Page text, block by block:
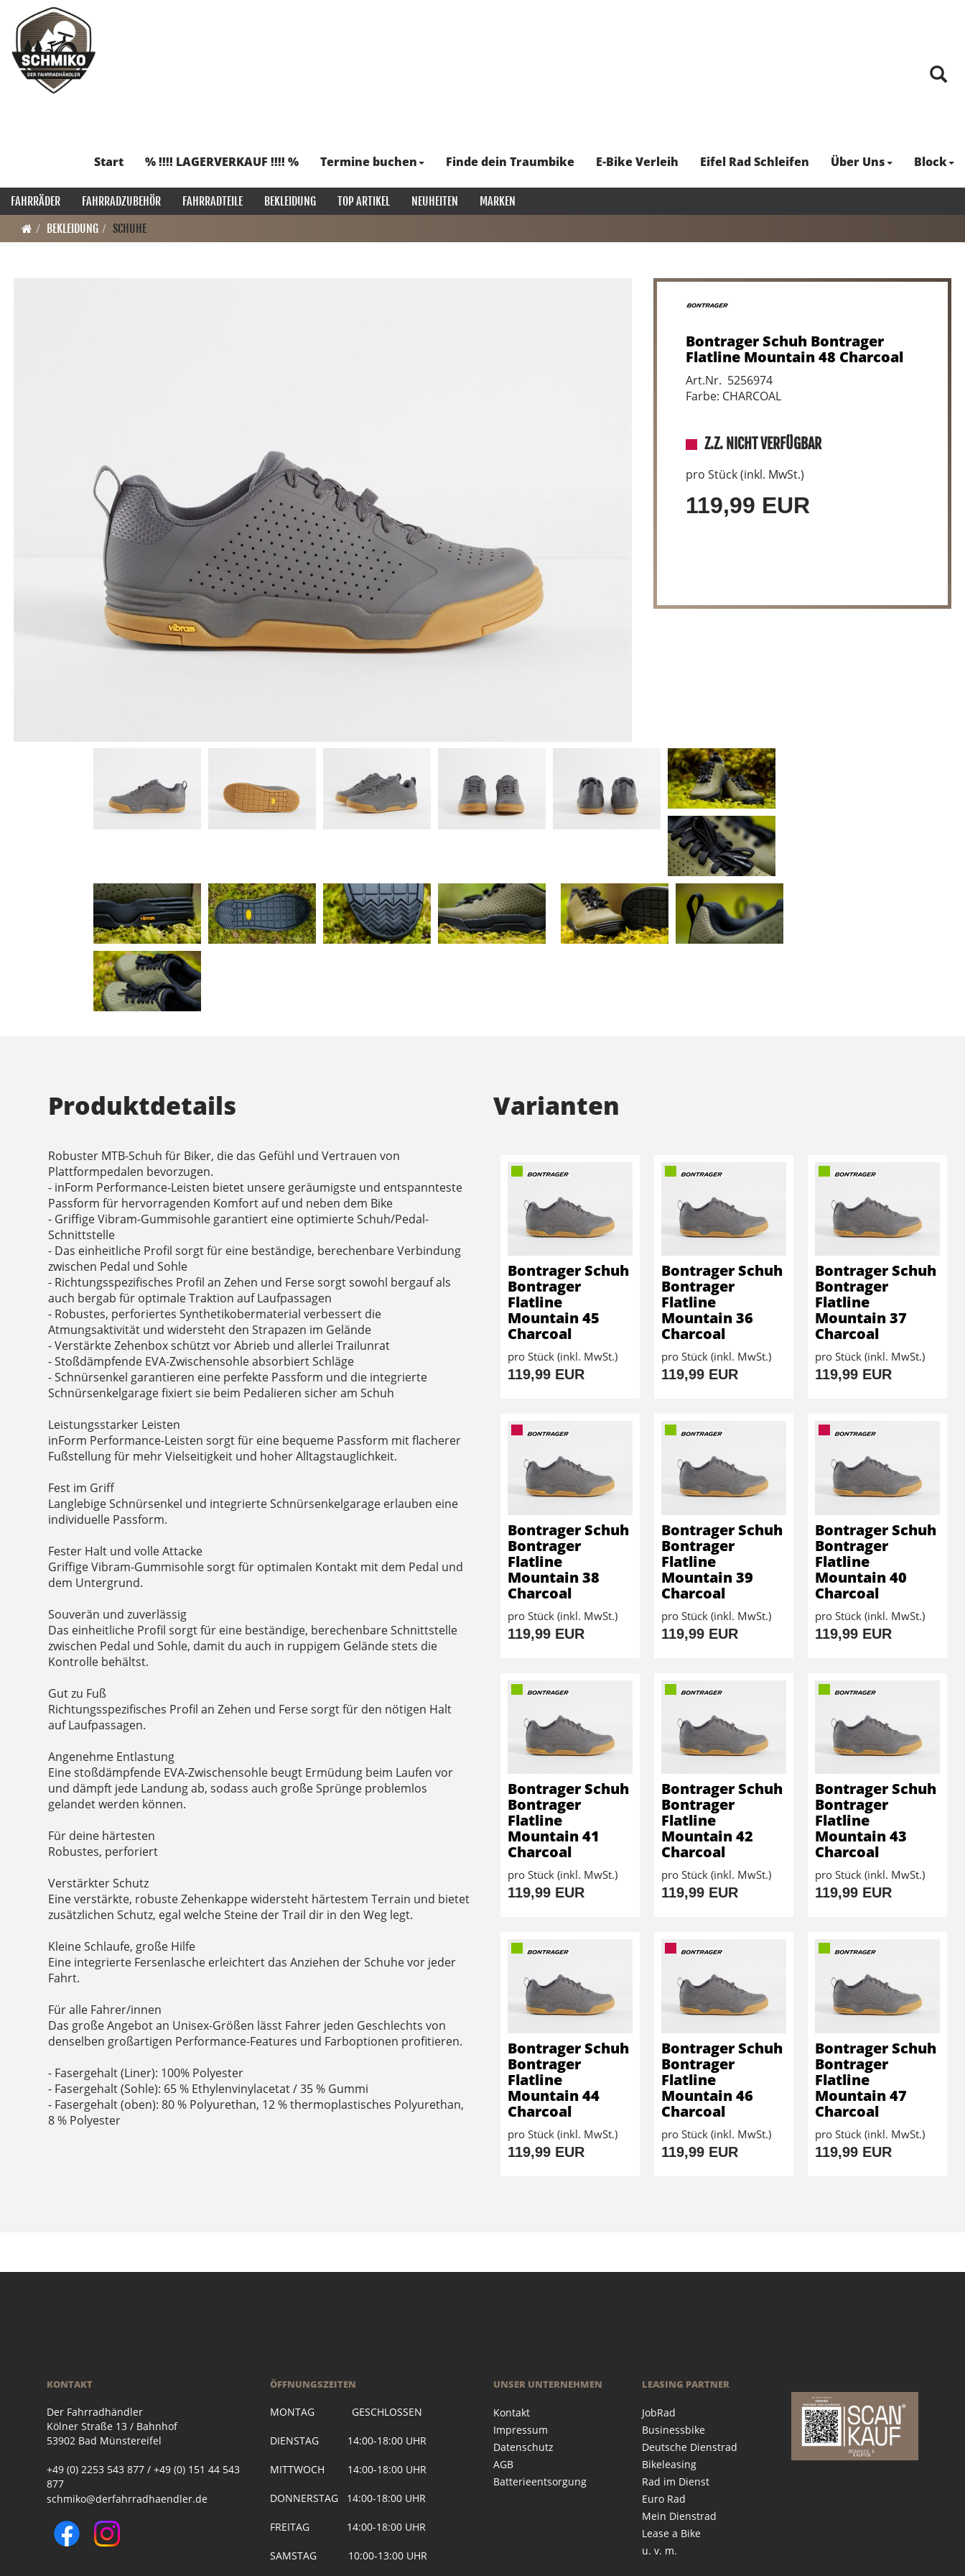
Start % !!!! LAGERVERKAUF !!!! % Termine buchen Finde dein Traumbike E-Bike Verleih Eifel Rad Schleifen Über Uns Block
FAHRRÄDER FAHRRADZUBEHÖR FAHRRADTEILE BEKLEIDUNG TOP ARTIKEL NEUHEITEN
MARKEN
BEKLEIDUNG
SCHUHE
Bontrager Schuh Bontrager
Flatline Mountain 48 Charcoal
Art.Nr. 5256974
Farbe: CHARCOAL
Z.Z. NICHT VERFÜGBAR
pro Stück (inkl. MwSt.)
119,99 EUR
Produktdetails
Robuster MTB-Schuh für Biker, die das Gefühl und Vertrauen von
Plattformpedalen bevorzugen.
- inForm Performance-Leisten bietet unsere geräumigste und entspannteste
Passform für hervorragenden Komfort auf und neben dem Bike
- Griffige Vibram-Gummisohle garantiert eine optimierte Schuh/Pedal-
Schnittstelle
- Das einheitliche Profil sorgt für eine beständige, berechenbare Verbindung
zwischen Pedal und Sohle
- Richtungsspezifisches Profil an Zehen und Ferse sorgt sowohl bergauf als
auch bergab für optimale Traktion auf Laufpassagen
- Robustes, perforiertes Synthetikobermaterial verbessert die
Atmungsaktivität und widersteht den Strapazen im Gelände
- Verstärkte Zehenbox schützt vor Abrieb und allerlei Trailunrat
- Stoßdämpfende EVA-Zwischensohle absorbiert Schläge
- Schnürsenkel garantieren eine perfekte Passform und die integrierte
Schnürsenkelgarage fixiert sie beim Pedalieren sicher am Schuh
Leistungsstarker Leisten
inForm Performance-Leisten sorgt für eine bequeme Passform mit flacherer
Fußstellung für mehr Vielseitigkeit und hoher Alltagstauglichkeit.
Fest im Griff
Langlebige Schnürsenkel und integrierte Schnürsenkelgarage erlauben eine
individuelle Passform.
Fester Halt und volle Attacke
Griffige Vibram-Gummisohle sorgt für optimalen Kontakt mit dem Pedal und
dem Untergrund.
Souverän und zuverlässig
Das einheitliche Profil sorgt für eine beständige, berechenbare Schnittstelle
zwischen Pedal und Sohle, damit du auch in ruppigem Gelände stets die
Kontrolle behältst.
Gut zu Fuß
Richtungsspezifisches Profil an Zehen und Ferse sorgt für den nötigen Halt
auf Laufpassagen.
Angenehme Entlastung
Eine stoßdämpfende EVA-Zwischensohle beugt Ermüdung beim Laufen vor
und dämpft jede Landung ab, sodass auch große Sprünge problemlos
gelandet werden können.
Für deine härtesten
Robustes, perforiert
Verstärkter Schutz
Eine verstärkte, robuste Zehenkappe widersteht härtestem Terrain und bietet
zusätzlichen Schutz, egal welche Steine der Trail dir in den Weg legt.
Kleine Schlaufe, große Hilfe
Eine integrierte Fersenlasche erleichtert das Anziehen der Schuhe vor jeder
Fahrt.
Für alle Fahrer/innen
Das große Angebot an Unisex-Größen lässt Fahrer jeden Geschlechts von
denselben großartigen Performance-Features und Farboptionen profitieren.
- Fasergehalt (Liner): 100% Polyester
- Fasergehalt (Sohle): 65 % Ethylenvinylacetat / 35 % Gummi
- Fasergehalt (oben): 80 % Polyurethan, 12 % thermoplastisches Polyurethan,
8 % Polyester
Varianten
Bontrager Schuh
Bontrager
Flatline
Mountain 45
Charcoal
pro Stück (inkl. MwSt.)
119,99 EUR
Bontrager Schuh
Bontrager
Flatline
Mountain 36
Charcoal
pro Stück (inkl. MwSt.)
119,99 EUR
Bontrager Schuh
Bontrager
Flatline
Mountain 37
Charcoal
pro Stück (inkl. MwSt.)
119,99 EUR
Bontrager Schuh
Bontrager
Flatline
Mountain 38
Charcoal
pro Stück (inkl. MwSt.)
119,99 EUR
Bontrager Schuh
Bontrager
Flatline
Mountain 39
Charcoal
pro Stück (inkl. MwSt.)
119,99 EUR
Bontrager Schuh
Bontrager
Flatline
Mountain 40
Charcoal
pro Stück (inkl. MwSt.)
119,99 EUR
Bontrager Schuh
Bontrager
Flatline
Mountain 41
Charcoal
pro Stück (inkl. MwSt.)
119,99 EUR
Bontrager Schuh
Bontrager
Flatline
Mountain 42
Charcoal
pro Stück (inkl. MwSt.)
119,99 EUR
Bontrager Schuh
Bontrager
Flatline
Mountain 43
Charcoal
pro Stück (inkl. MwSt.)
119,99 EUR
Bontrager Schuh
Bontrager
Flatline
Mountain 44
Charcoal
pro Stück (inkl. MwSt.)
119,99 EUR
Bontrager Schuh
Bontrager
Flatline
Mountain 46
Charcoal
pro Stück (inkl. MwSt.)
119,99 EUR
Bontrager Schuh
Bontrager
Flatline
Mountain 47
Charcoal
pro Stück (inkl. MwSt.)
119,99 EUR
KONTAKT
Der Fahrradhändler
Kölner Straße 13 / Bahnhof
53902 Bad Münstereifel
+49 (0) 2253 543 877 / +49 (0) 151 44 543
877
schmiko@derfahrradhaendler.de
ÖFFNUNGSZEITEN
MONTAG GESCHLOSSEN
DIENSTAG 14:00-18:00 UHR
MITTWOCH 14:00-18:00 UHR
DONNERSTAG 14:00-18:00 UHR
FREITAG 14:00-18:00 UHR
SAMSTAG 10:00-13:00 UHR
UNSER UNTERNEHMEN
Kontakt
Impressum
Datenschutz
AGB
Batterieentsorgung
LEASING PARTNER
JobRad
Businessbike
Deutsche Dienstrad
Bikeleasing
Rad im Dienst
Euro Rad
Mein Dienstrad
Lease a Bike
u. v. m.